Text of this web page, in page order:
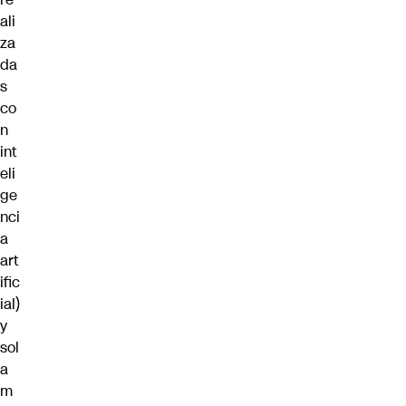
ali
za
da
s
co
n
int
eli
ge
nci
a
art
ific
ial)
y
sol
a
m